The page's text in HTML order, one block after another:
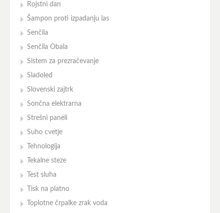
Rojstni dan
Šampon proti izpadanju las
Senčila
Senčila Obala
Sistem za prezračevanje
Sladoled
Slovenski zajtrk
Sončna elektrarna
Strešni paneli
Suho cvetje
Tehnologija
Tekalne steze
Test sluha
Tisk na platno
Toplotne črpalke zrak voda